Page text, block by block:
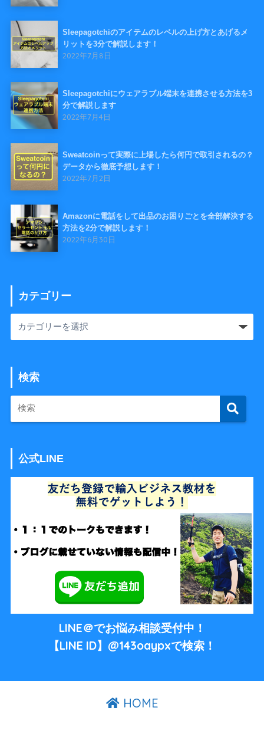
Sleepagotchiのアイテムのレベルの上げ方とあげるメ
リットを3分で解説します！
2022年7月8日
Sleepagotchiにウェアラブル端末を連携させる方法を3
分で解説します
2022年7月4日
Sweatcoinって実際に上場したら何円で取引されるの？
データから徹底予想します！
2022年7月2日
Amazonに電話をして出品のお困りごとを全部解決する
方法を2分で解説します！
2022年6月30日
カテゴリー
検索
公式LINE
LINE＠でお悩み相談受付中！
【LINE ID】@143oaypxで検索！
HOME